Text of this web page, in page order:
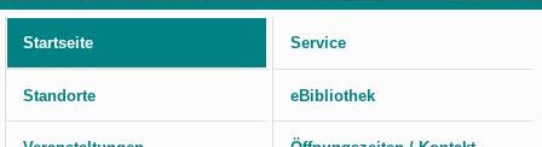
Startseite
Service
Standorte eBibliothek